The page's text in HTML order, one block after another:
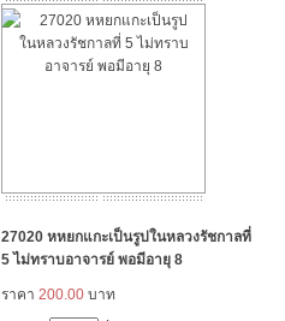
27020 หหยกแกะเป็นรูปในหลวงรัชกาลที่
5 ไม่ทราบอาจารย์ พอมีอายุ 8
ราคา 200.00 บาท